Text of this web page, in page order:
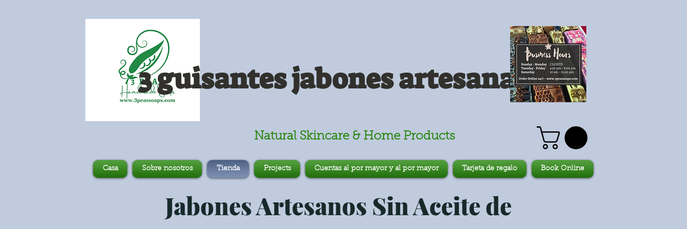
3 guisantes jabones artesanales
Natural Skincare & Home Products
Casa Sobre nosotros Tienda Projects Cuentas al por mayor y al por mayor Tarjeta de regalo Book Online
Jabones Artesanos Sin Aceite de